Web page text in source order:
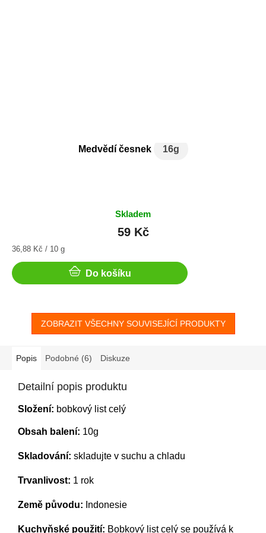
Medvědí česnek 16g
Skladem
59 Kč
Měrná
36,88 Kč / 10 g
Do košíku
ZOBRAZIT VŠECHNY SOUVISEJÍCÍ PRODUKTY
Popis Podobné (6) Diskuze
Detailní popis produktu
Složení: bobkový list celý
Obsah balení: 10g
Skladování: skladujte v suchu a chladu
Trvanlivost: 1 rok
Země původu: Indonesie
Kuchyňské použití: Bobkový list celý se používá k